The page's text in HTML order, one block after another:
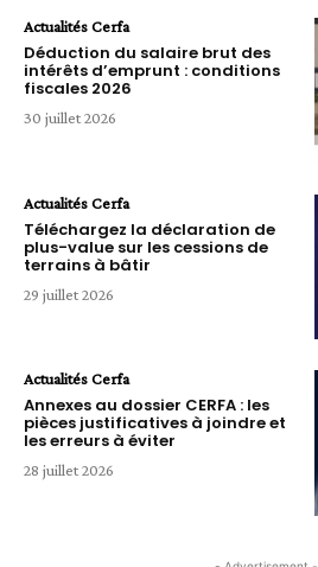
Actualités Cerfa
Déduction du salaire brut des
intérêts d’emprunt : conditions
fiscales 2026
30 juillet 2026
Actualités Cerfa
Téléchargez la déclaration de
plus-value sur les cessions de
terrains à bâtir
29 juillet 2026
Actualités Cerfa
Annexes au dossier CERFA : les
pièces justificatives à joindre et
les erreurs à éviter
28 juillet 2026